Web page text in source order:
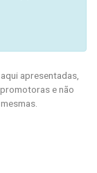
apresentadas,
e não